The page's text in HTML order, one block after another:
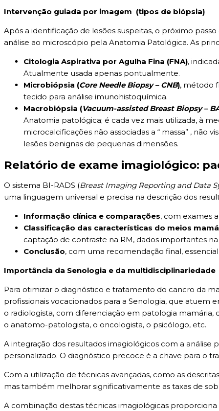
Intervenção guiada por imagem (tipos de biópsia)
Após a identificação de lesões suspeitas, o próximo
análise ao microscópio pela Anatomia Patológica. As
Citologia Aspirativa por Agulha Fina (FNA),
Atualmente usada apenas pontualmente.
Microbiópsia (Core Needle Biopsy – CNB), método
tecido para análise imunohistoquímica.
Macrobiópsia (Vacuum-assisted Breast Biopsy –
Anatomia patológica; é cada vez mais utilizada, à
microcalcificações não associadas a “ massa” ,
lesões benignas de pequenas dimensões.
Relatório de exame imagiológico:
O sistema BI-RADS (Breast Imaging Reporting and Data
uma linguagem universal e precisa na descrição dos
Informação clínica e comparações, com exames
Classificação das características do meios
captação de contraste na RM, dados importantes
Conclusão, com uma recomendação final,
Importância da Senologia e da multidisciplinariedade
Para otimizar o diagnóstico e tratamento do cancro da
profissionais vocacionados para a Senologia, que atuem
o radiologista, com diferenciação em patologia mamária,
o anatomo-patologista, o oncologista, o psicólogo, etc.
A integração dos resultados imagiológicos com a
personalizado. O diagnóstico precoce é a chave para o
Com a utilização de técnicas avançadas, como as
mas também melhorar significativamente as taxas de
A combinação destas técnicas imagiológicas